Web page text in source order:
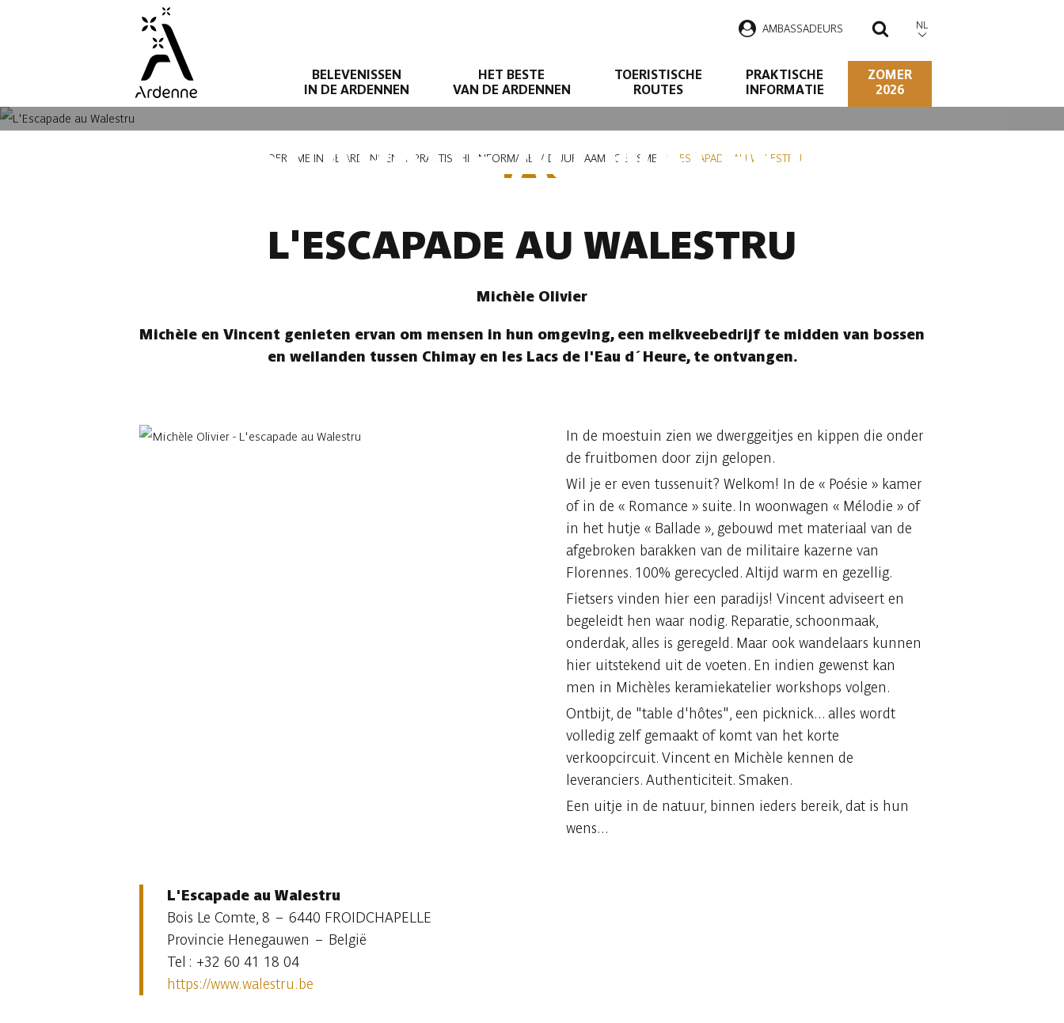
inhoud
gaan
AMBASSADEURS ZOEKEN
NL
BELEVENISSEN
IN DE ARDENNEN
HET BESTE
VAN DE ARDENNEN
TOERISTISCHE
ROUTES
PRAKTISCHE
INFORMATIE
ZOMER
2026
L'ESCAPADE AU WALESTRU
TOERISME IN DE ARDENNEN PRAKTISCHE INFORMATIE DUURZAAM TOERISME L'ESCAPADE AU WALESTRU
L'ESCAPADE AU WALESTRU
Michèle Olivier
Michèle en Vincent genieten ervan om mensen in hun omgeving, een melkveebedrijf te midden van bossen
en weilanden tussen Chimay en les Lacs de l'Eau d´Heure, te ontvangen.
In de moestuin zien we dwerggeitjes en kippen die onder
de fruitbomen door zijn gelopen.
Wil je er even tussenuit? Welkom! In de « Poésie » kamer
of in de « Romance » suite. In woonwagen « Mélodie » of
in het hutje « Ballade », gebouwd met materiaal van de
afgebroken barakken van de militaire kazerne van
Florennes. 100% gerecycled. Altijd warm en gezellig.
Fietsers vinden hier een paradijs! Vincent adviseert en
begeleidt hen waar nodig. Reparatie, schoonmaak,
onderdak, alles is geregeld. Maar ook wandelaars kunnen
hier uitstekend uit de voeten. En indien gewenst kan
men in Michèles keramiekatelier workshops volgen.
Ontbijt, de "table d'hôtes", een picknick... alles wordt
volledig zelf gemaakt of komt van het korte
verkoopcircuit. Vincent en Michèle kennen de
leveranciers. Authenticiteit. Smaken.
Een uitje in de natuur, binnen ieders bereik, dat is hun
wens...
L'Escapade au Walestru
Bois Le Comte, 8 – 6440 FROIDCHAPELLE
Provincie Henegauwen – België
Tel : +32 60 41 18 04
https://www.walestru.be